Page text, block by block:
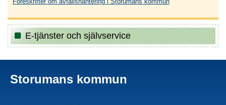
E-tjänster och självservice
Storumans kommun